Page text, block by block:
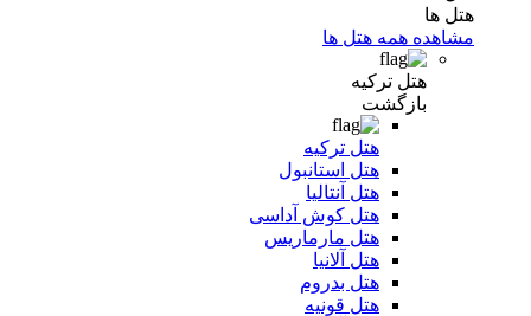
هتل ها
مشاهده همه هتل ها
هتل ترکیه
بازگشت
هتل ترکیه
هتل استانبول
هتل آنتالیا
هتل کوش آداسی
هتل مارماریس
هتل آلانیا
هتل بدروم
هتل قونیه